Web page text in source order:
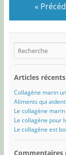
«
Articles récents
Collagène marin
Aliments qui
Le collagène
Le collagène pour
Le collagène est
Commentaires